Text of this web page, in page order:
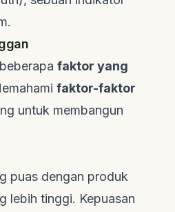
.
faktor yang
faktor-faktor
untuk membangun
puas dengan produk
lebih tinggi. Kepuasan